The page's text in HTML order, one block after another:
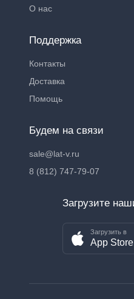
О нас
Поддержка
Контакты
Доставка
Помощь
Будем на связи
sale@lat-v.ru
8 (812) 747-79-07
Загрузите
Загрузить в
App Store